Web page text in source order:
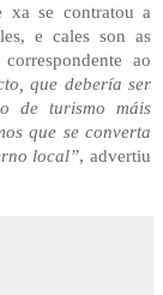
xa se contratou a
e cales son as
ao
que debería ser
de turismo máis
que se converta
local”, advertiu